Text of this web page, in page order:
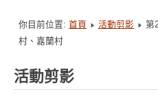
你目前位置: 首頁 活動剪影
第
村、嘉蘭村
活動剪影